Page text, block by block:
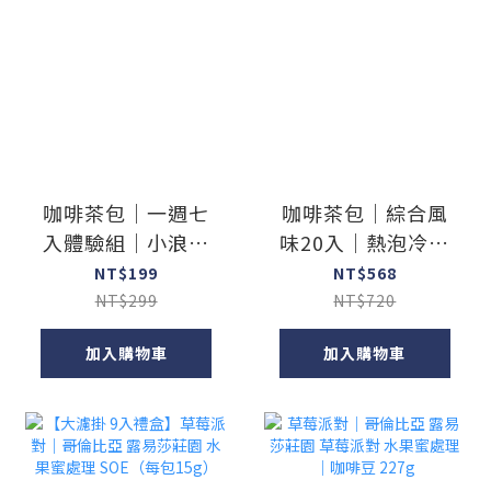
咖啡茶包｜一週七
入體驗組｜小浪義
式配方｜浸泡式
Coffee Bag
NT$199
NT$299
加入購物車
咖啡茶包｜綜合風
味20入｜熱泡冷泡
都適合｜浸泡式
Coffee Bag
NT$568
NT$720
加入購物車